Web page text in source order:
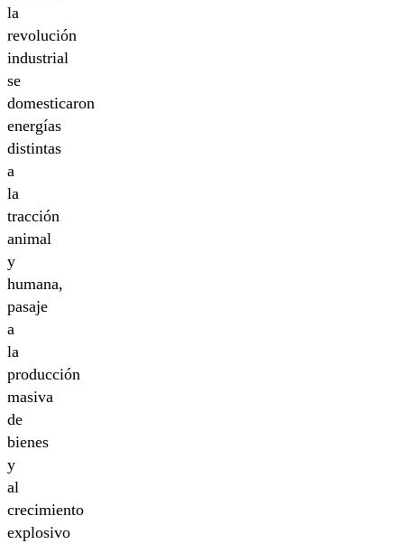
la
revolución
industrial
se
domesticaron
energías
distintas
a
la
tracción
animal
y
humana,
pasaje
a
la
producción
masiva
de
bienes
y
al
crecimiento
explosivo